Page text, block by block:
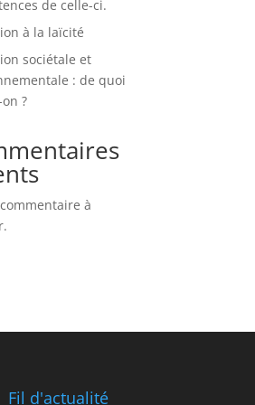
de celle-ci.
à la laïcité
sociétale et
: de quoi
?
à
Fil d'actualité